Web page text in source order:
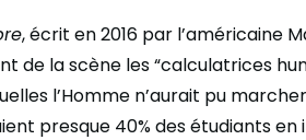
, écrit en 2016 par l’américaine
de la scène les “calculatrices
l’Homme n’aurait pu
presque 40% des étudiants en